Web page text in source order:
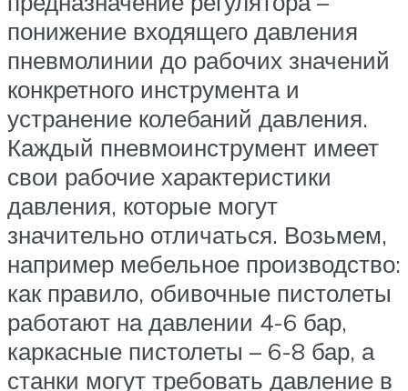
понижение входящего давления
пневмолинии до рабочих значений
конкретного инструмента и
устранение колебаний давления.
Каждый пневмоинструмент имеет
свои рабочие характеристики
давления, которые могут
значительно отличаться. Возьмем,
например мебельное производство:
как правило, обивочные пистолеты
работают на давлении 4-6 бар,
каркасные пистолеты – 6-8 бар, а
станки могут требовать давление в